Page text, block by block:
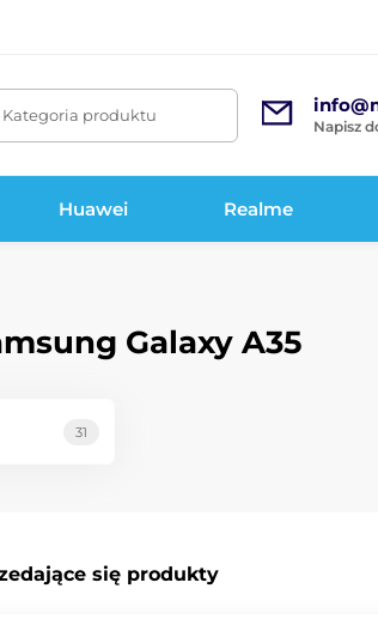
Kategoria produktu
Napisz
Huawei Realme
Galaxy A35
31
się produkty